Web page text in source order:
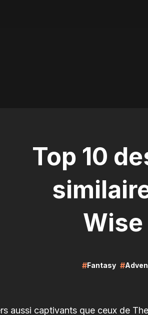
Top 10
#Fantasy #
aussi captivants que ceux de